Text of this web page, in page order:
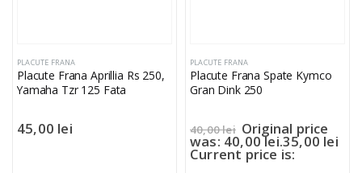
PLACUTE FRANA
Placute Frana Aprillia Rs 250,
Yamaha Tzr 125 Fata
45,00 lei
PLACUTE FRANA
Placute Frana Spate Kymco
Gran Dink 250
40,00lei Original price
was: 40,00 lei.35,00 lei
Current price is:
35,00 lei.